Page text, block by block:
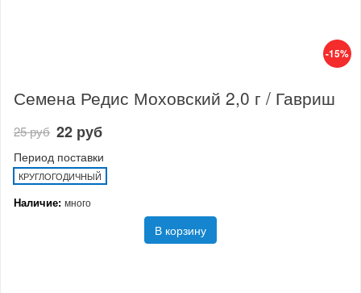
-15%
Семена Редис Моховский 2,0 г / Гавриш
25 руб 22 руб
Период поставки
КРУГЛОГОДИЧНЫЙ
Наличие: много
В корзину